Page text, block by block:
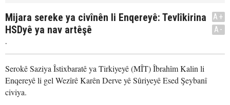
Mijara sereke ya civînên li Enqereyê: Tevlîkirina
HSDyê ya nav artêşê
.
A+
A-
Serokê Saziya Îstixbaratê ya Tirkiyeyê (MÎT) Îbrahîm Kalin li
Enqereyê li gel Wezîrê Karên Derve yê Sûriyeyê Esed Şeybanî
civiya.